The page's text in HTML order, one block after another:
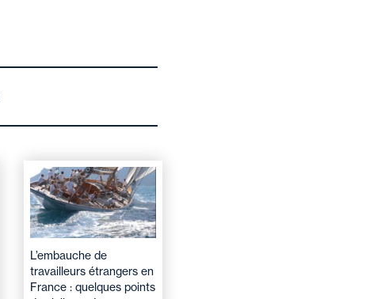
L’embauche de
travailleurs étrangers en
France : quelques points